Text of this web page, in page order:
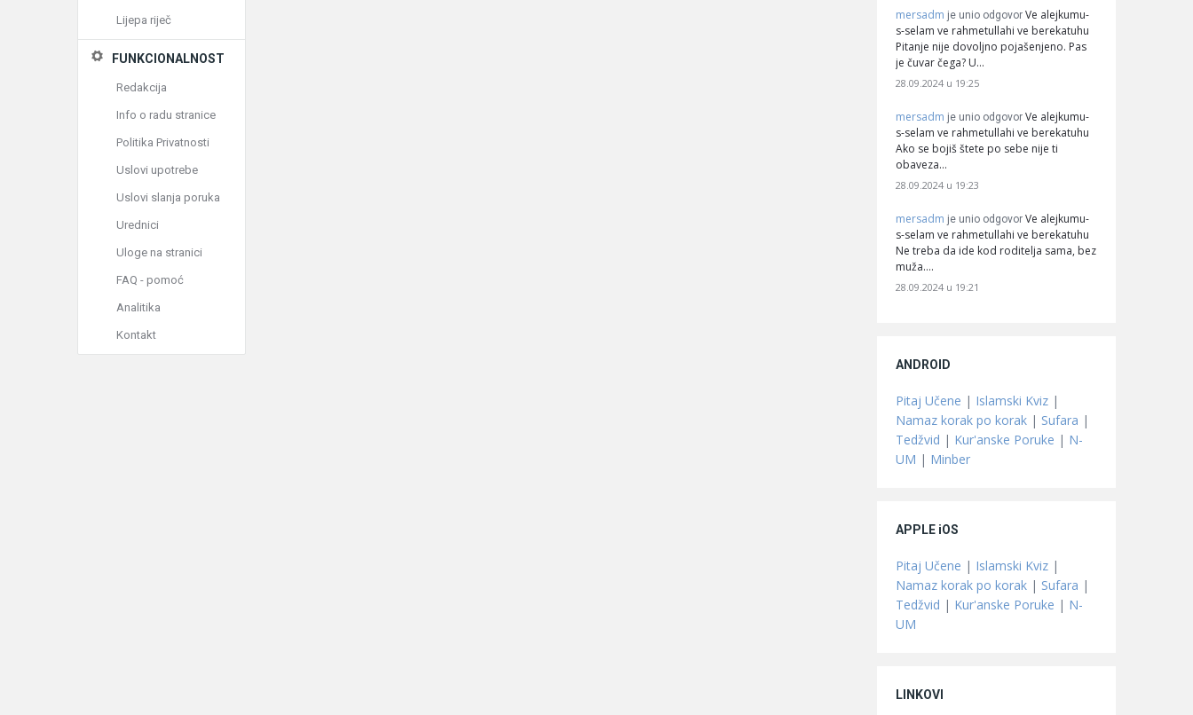
mersadm je unio odgovor Ve alejkumu-
s-selam ve rahmetullahi ve berekatuhu
Pitanje nije dovoljno pojašenjeno. Pas
je čuvar čega? U…
28.09.2024 u 19:25
mersadm je unio odgovor Ve alejkumu-
s-selam ve rahmetullahi ve berekatuhu
Ako se bojiš štete po sebe nije ti
obaveza…
28.09.2024 u 19:23
mersadm je unio odgovor Ve alejkumu-
s-selam ve rahmetullahi ve berekatuhu
Ne treba da ide kod roditelja sama, bez
muža.…
28.09.2024 u 19:21
ANDROID
Pitaj Učene | Islamski Kviz |
Namaz korak po korak | Sufara |
Tedžvid | Kur'anske Poruke | N-
UM | Minber
APPLE iOS
Pitaj Učene | Islamski Kviz |
Namaz korak po korak | Sufara |
Tedžvid | Kur'anske Poruke | N-
UM
LINKOVI
Lijepa riječ
FUNKCIONALNOST
Redakcija
Info o radu stranice
Politika Privatnosti
Uslovi upotrebe
Uslovi slanja poruka
Urednici
Uloge na stranici
FAQ - pomoć
Analitika
Kontakt